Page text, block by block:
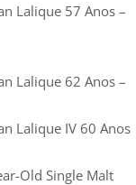
Lalique 57 Anos –
Lalique 62 Anos –
Lalique IV 60 Anos
Old Single Malt